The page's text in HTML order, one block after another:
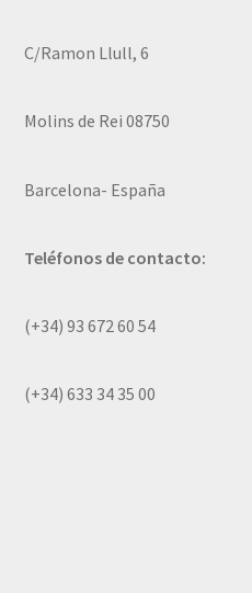
C/Ramon Llull, 6
Molins de Rei 08750
Barcelona- España
Teléfonos de contacto:
(+34) 93 672 60 54
(+34) 633 34 35 00